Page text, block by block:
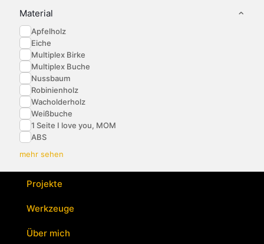
Material
Apfelholz
Eiche
Multiplex Birke
Multiplex Buche
Nussbaum
Robinienholz
Wacholderholz
Weißbuche
1 Seite I love you, MOM
ABS
mehr sehen
Projekte
Werkzeuge
Über mich